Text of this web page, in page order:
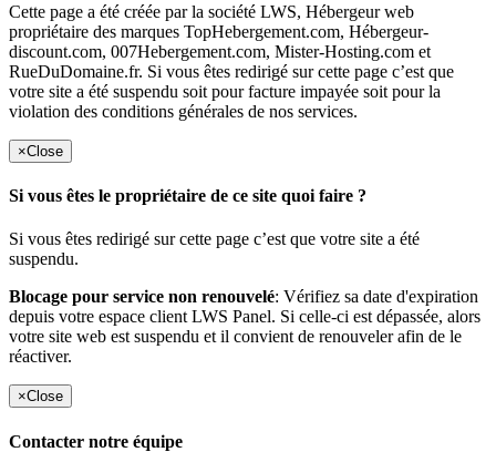
Cette page a été créée par la société LWS, Hébergeur web
propriétaire des marques TopHebergement.com, Hébergeur-
discount.com, 007Hebergement.com, Mister-Hosting.com et
RueDuDomaine.fr. Si vous êtes redirigé sur cette page c’est que
votre site a été suspendu soit pour facture impayée soit pour la
violation des conditions générales de nos services.
×Close
Si vous êtes le propriétaire de ce site quoi faire ?
Si vous êtes redirigé sur cette page c’est que votre site a été
suspendu.
Blocage pour service non renouvelé: Vérifiez sa date d'expiration
depuis votre espace client LWS Panel. Si celle-ci est dépassée, alors
votre site web est suspendu et il convient de renouveler afin de le
réactiver.
×Close
Contacter notre équipe